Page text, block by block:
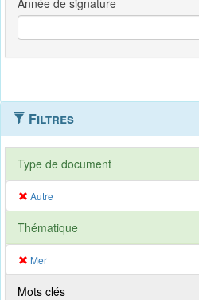
Filtres
Type de document
Autre
Thématique
Mer
Mots clés